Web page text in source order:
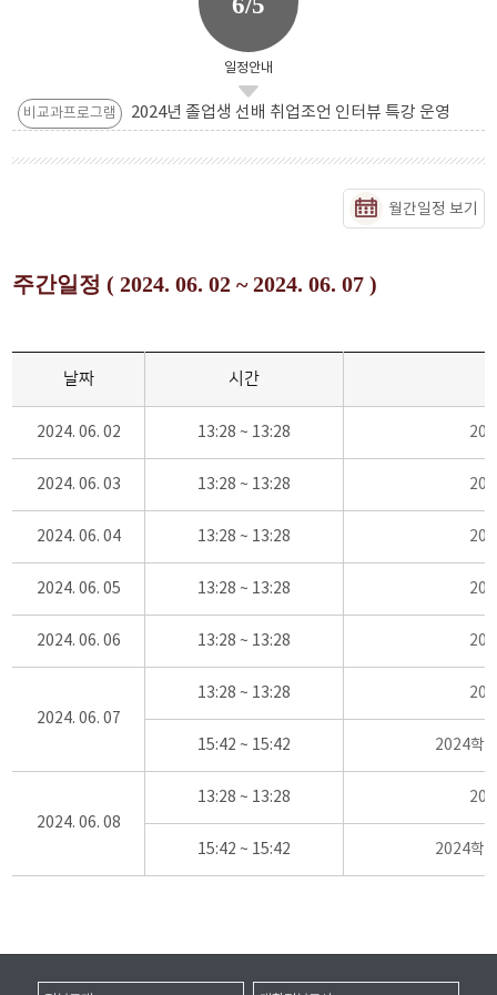
일정안내
비교과프로그램 2024년 졸업생 선배 취업조언 인터뷰 특강 운영
월간일정 보기
주간일정 ( 2024. 06. 02 ~ 2024. 06. 07 )
날짜 시간
2024. 06. 02 13:28 ~ 13:28
2024. 06. 03 13:28 ~ 13:28
2024. 06. 04 13:28 ~ 13:28
2024. 06. 05 13:28 ~ 13:28
2024. 06. 06 13:28 ~ 13:28
2024. 06. 07
13:28 ~ 13:28
15:42 ~ 15:42 2024학
2024. 06. 08
13:28 ~ 13:28
15:42 ~ 15:42 2024학